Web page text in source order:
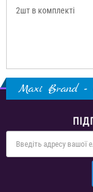
2шт в комплекті
Maxi Brand -